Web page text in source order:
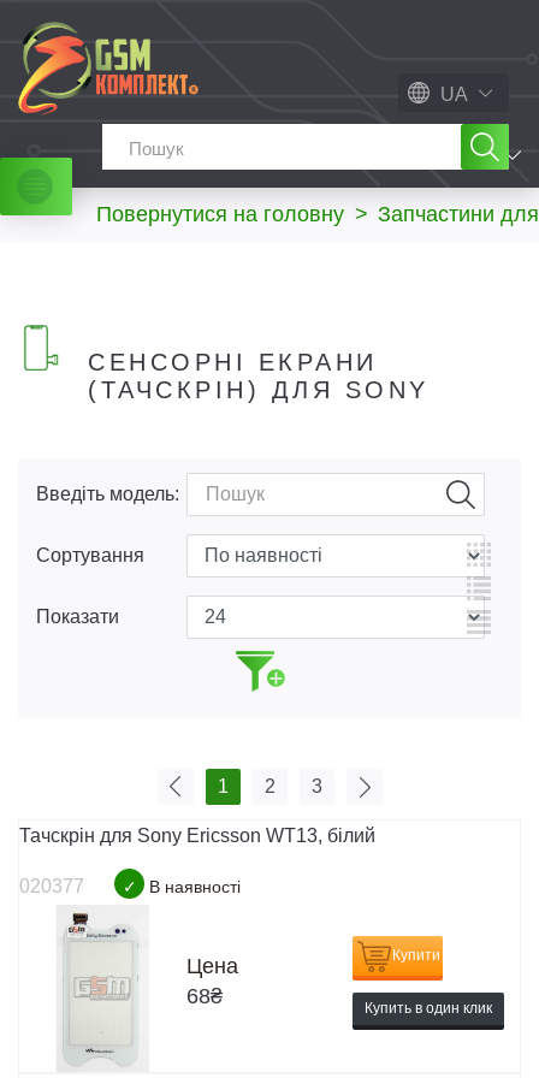
UA
МЕНЮ
Повернутися на головну > Запчастини
СЕНСОРНІ ЕКРАНИ
(ТАЧСКРІН) ДЛЯ SONY
Введіть модель:
Сортування
Показати
1 2 3
Тачскрін для Sony Ericsson WT13, білий
020377 ✓ В наявності
Цена
68₴
Купити
Купить в один клик